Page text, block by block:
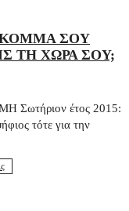
ΚΟΜΜΑ ΣΟΥ
ΤΗ ΧΩΡΑ ΣΟΥ;
έτος 2015:
τότε για την